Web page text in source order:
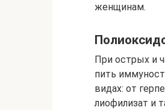
женщинам.
При острых и
пить
видах: от
лиофилизат и